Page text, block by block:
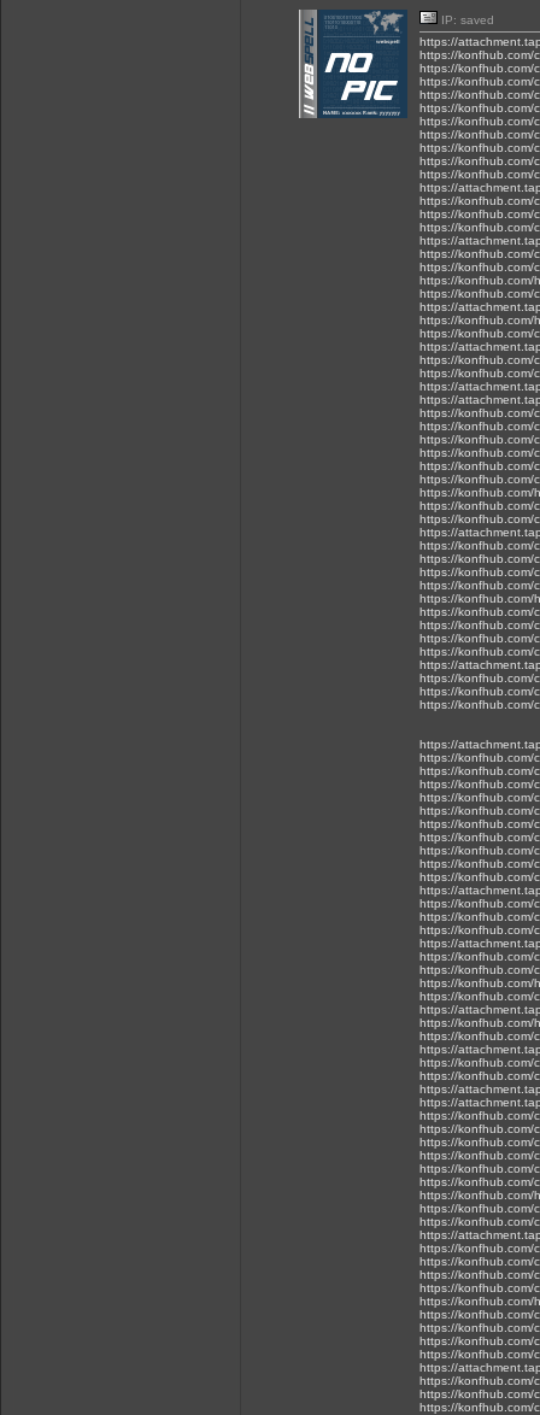
IP: saved
https://
https://konfhub.com/
https://konfhub.com/
https://konfhub.com/
https://konfhub.com/
https://konfhub.com/
https://konfhub.com/
https://konfhub.com/
https://konfhub.com/
https://konfhub.com/
https://konfhub.com/
https://
https://konfhub.com/
https://konfhub.com/
https://konfhub.com/
https://
https://konfhub.com/
https://konfhub.com/
https://konfhub.com/
https://konfhub.com/
https://
https://konfhub.com/
https://konfhub.com/
https://
https://konfhub.com/
https://konfhub.com/
https://
https://
https://konfhub.com/
https://konfhub.com/
https://konfhub.com/
https://konfhub.com/
https://konfhub.com/
https://konfhub.com/
https://konfhub.com/
https://konfhub.com/
https://konfhub.com/
https://
https://konfhub.com/
https://konfhub.com/
https://konfhub.com/
https://konfhub.com/
https://konfhub.com/
https://konfhub.com/
https://konfhub.com/
https://konfhub.com/
https://konfhub.com/
https://
https://konfhub.com/
https://konfhub.com/
https://konfhub.com/
https://
https://konfhub.com/
https://konfhub.com/
https://konfhub.com/
https://konfhub.com/
https://konfhub.com/
https://konfhub.com/
https://konfhub.com/
https://konfhub.com/
https://konfhub.com/
https://konfhub.com/
https://
https://konfhub.com/
https://konfhub.com/
https://konfhub.com/
https://
https://konfhub.com/
https://konfhub.com/
https://konfhub.com/
https://konfhub.com/
https://
https://konfhub.com/
https://konfhub.com/
https://
https://konfhub.com/
https://konfhub.com/
https://
https://
https://konfhub.com/
https://konfhub.com/
https://konfhub.com/
https://konfhub.com/
https://konfhub.com/
https://konfhub.com/
https://konfhub.com/
https://konfhub.com/
https://konfhub.com/
https://
https://konfhub.com/
https://konfhub.com/
https://konfhub.com/
https://konfhub.com/
https://konfhub.com/
https://konfhub.com/
https://konfhub.com/
https://konfhub.com/
https://konfhub.com/
https://
https://konfhub.com/
https://konfhub.com/
https://konfhub.com/